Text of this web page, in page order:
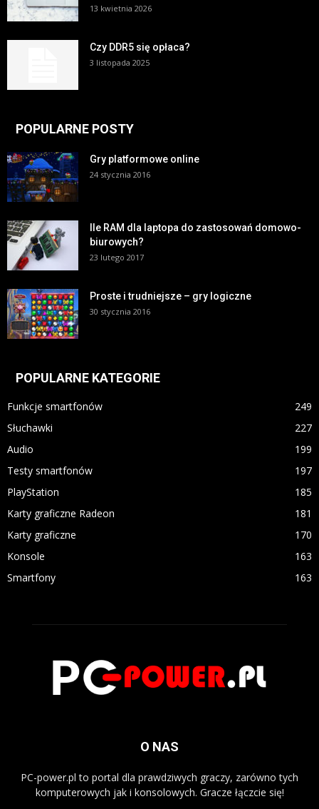
13 kwietnia 2026
Czy DDR5 się opłaca?
3 listopada 2025
POPULARNE POSTY
Gry platformowe online
24 stycznia 2016
Ile RAM dla laptopa do zastosowań domowo-
biurowych?
23 lutego 2017
Proste i trudniejsze – gry logiczne
30 stycznia 2016
POPULARNE KATEGORIE
Funkcje smartfonów
249
Słuchawki
227
Audio
199
Testy smartfonów
197
PlayStation
185
Karty graficzne Radeon
181
Karty graficzne
170
Konsole
163
Smartfony
163
O NAS
PC-power.pl to portal dla prawdziwych graczy, zarówno tych
komputerowych jak i konsolowych. Gracze łączcie się!